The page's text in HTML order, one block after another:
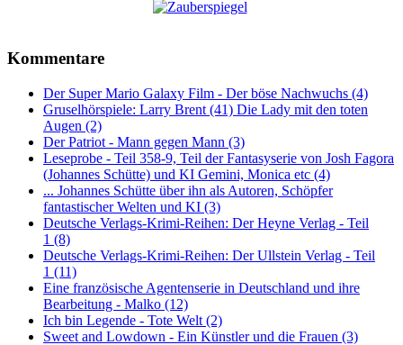
Kommentare
Der Super Mario Galaxy Film - Der böse Nachwuchs (4)
Gruselhörspiele: Larry Brent (41) Die Lady mit den toten
Augen (2)
Der Patriot - Mann gegen Mann (3)
Leseprobe - Teil 358-9, Teil der Fantasyserie von Josh Fagora
(Johannes Schütte) und KI Gemini, Monica etc (4)
... Johannes Schütte über ihn als Autoren, Schöpfer
fantastischer Welten und KI (3)
Deutsche Verlags-Krimi-Reihen: Der Heyne Verlag - Teil
1 (8)
Deutsche Verlags-Krimi-Reihen: Der Ullstein Verlag - Teil
1 (11)
Eine französische Agentenserie in Deutschland und ihre
Bearbeitung - Malko (12)
Ich bin Legende - Tote Welt (2)
Sweet and Lowdown - Ein Künstler und die Frauen (3)